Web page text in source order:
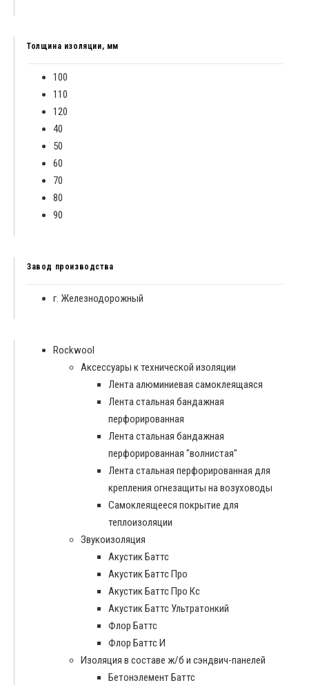
Толщина изоляции, мм
100
110
120
40
50
60
70
80
90
Завод производства
г. Железнодорожный
Rockwool
Аксессуары к технической изоляции
Лента алюминиевая самоклеящаяся
Лента стальная бандажная
перфорированная
Лента стальная бандажная
перфорированная "волнистая"
Лента стальная перфорированная для
крепления огнезащиты на возуховоды
Самоклеящееся покрытие для
теплоизоляции
Звукоизоляция
Акустик Баттс
Акустик Баттс Про
Акустик Баттс Про Кс
Акустик Баттс Ультратонкий
Флор Баттс
Флор Баттс И
Изоляция в составе ж/б и сэндвич-панелей
Бетонэлемент Баттс